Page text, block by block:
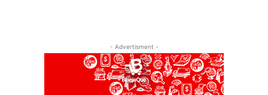
- Advertisment -